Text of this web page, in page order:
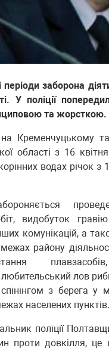
періоди заборона
У поліції
та жорсткою.
Кременчуцькому
області з 16
водах річок
видобуток
комунікацій, а
району
любительський лов
з берега у
населених пунктів.
поліції
проти довкілля, це